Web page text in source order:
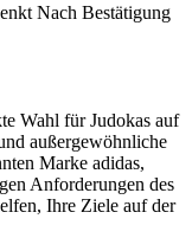
Nach Bestätigung
Wahl für Judokas auf
außergewöhnliche
Marke adidas,
Anforderungen des
Ihre Ziele auf der